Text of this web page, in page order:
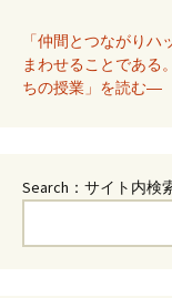
「仲間とつながり
まわせることであ
ちの授業」を読む―
Search：サイト内検